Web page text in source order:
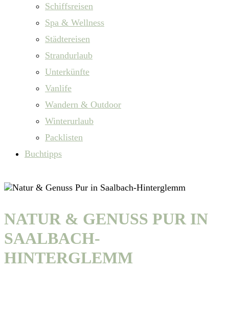
Schiffsreisen
Spa & Wellness
Städtereisen
Strandurlaub
Unterkünfte
Vanlife
Wandern & Outdoor
Winterurlaub
Packlisten
Buchtipps
NATUR & GENUSS PUR IN
SAALBACH-
HINTERGLEMM